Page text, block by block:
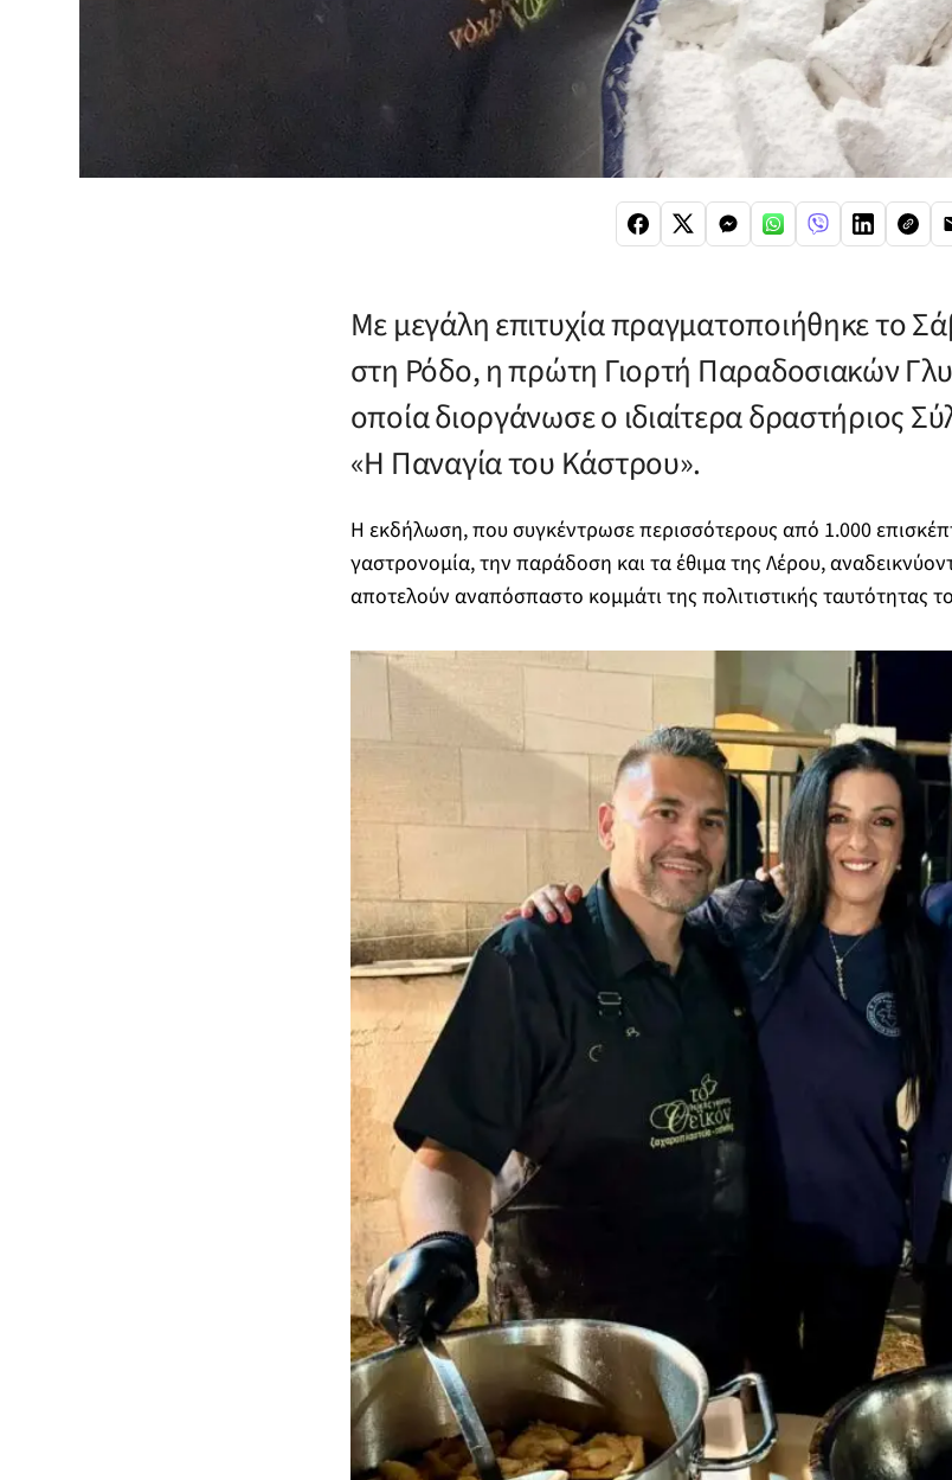
Με μεγάλη επιτυχία πραγματοποιήθηκε το
στη Ρόδο, η πρώτη Γιορτή Παραδοσιακών
οποία διοργάνωσε ο ιδιαίτερα δραστήριος
«Η Παναγία του Κάστρου».
Η εκδήλωση, που συγκέντρωσε περισσότερους από 1.000
γαστρονομία, την παράδοση και τα έθιμα της Λέρου,
αποτελούν αναπόσπαστο κομμάτι της πολιτιστικής ταυτότητας